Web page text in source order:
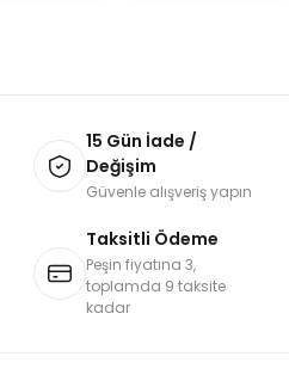
15 Gün İade /
Değişim
Güvenle alışveriş yapın
Taksitli Ödeme
Peşin fiyatına 3,
toplamda 9 taksite
kadar